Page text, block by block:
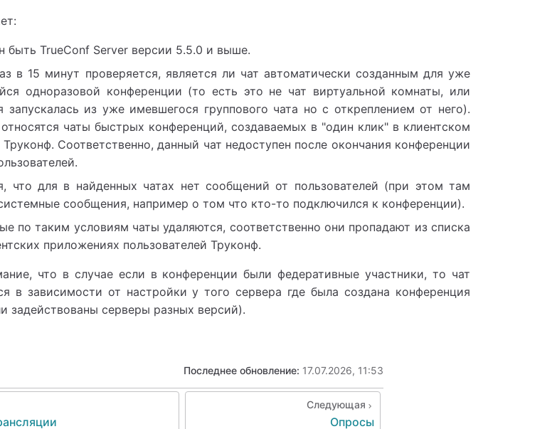
бытьTrueConf Server версии 5.5.0 и выше.
в 15 минут проверяется, является ли чат автоматически созданным для уже
одноразовой конференции (то есть это не чат виртуальной комнаты, или
запускалась из уже имевшегося группового чата но с откреплением от него).
чаты быстрых конференций, создаваемых в "один клик" в клиентском
Труконф. Соответственно, данный чат недоступен после окончания конференции
что для в найденных чатах нет сообщений от пользователей (при этом там
сообщения, например о том что кто-то подключился к конференции).
по таким условиям чаты удаляются, соответственно они пропадают из списка
приложениях пользователейТруконф.
что в случае если в конференции были федеративные участники, то чат
в зависимости от настройки у того сервера где была создана конференция
задействованы серверы разных версий).
Последнее обновление: 17.07.2026, 11:53
Следующая
Опросы